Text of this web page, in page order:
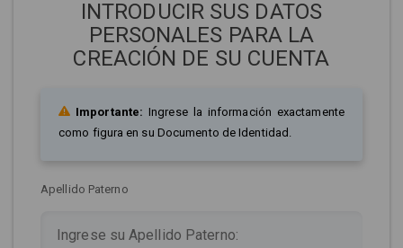
INTRODUCIR SUS DATOS
PERSONALES PARA LA
CREACIÓN DE SU CUENTA
Importante: Ingrese la información exactamente
como figura en su Documento de Identidad.
Apellido Paterno